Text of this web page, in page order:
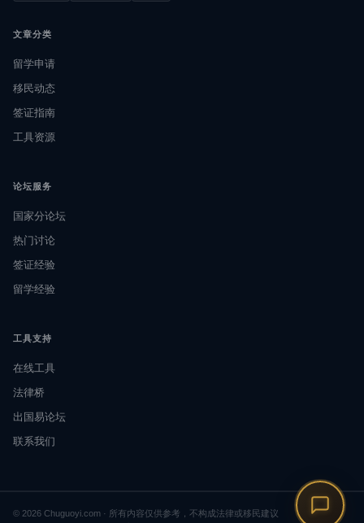
文章分类
留学申请
移民动态
签证指南
工具资源
论坛服务
国家分论坛
热门讨论
签证经验
留学经验
工具支持
在线工具
法律桥
出国易论坛
联系我们
© 2026 Chuguoyi.com · 所有内容仅供参考，不构成法律或移民建议